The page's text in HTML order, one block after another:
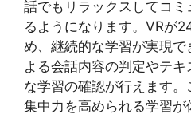
話でもリラックスしてコ
るようになります。VRが
め、継続的な学習が実現
よる会話内容の判定やテ
な学習の確認が行えます
集中力を高められる学習が